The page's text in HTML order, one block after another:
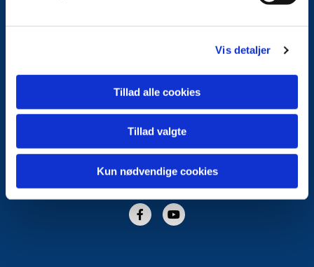
Vis detaljer
Tillad alle cookies
Tillad valgte
Kun nødvendige cookies
Høje Taastrup Kirke
Præstegårdsvej 3
2630 Taastrup
hoejetaastrup.sogn@km.dk
4043 4393